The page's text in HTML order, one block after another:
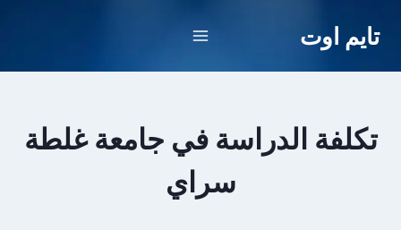
تايم اوت
تكلفة الدراسة في جامعة غلطة
سراي